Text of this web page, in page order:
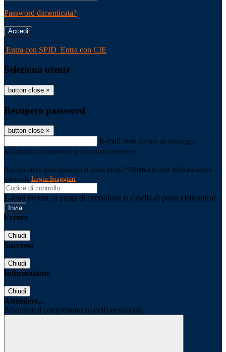
Password dimenticata?
-
Entra con SPID Entra con CIE
Seleziona utente
button close ×
Recupero password
button close ×
E-mail Verrà inviato un messaggio
all'indirizzo indicato con le istruzioni necessarie.
Non hai una e-mail associata al nome utente? Effettua il reset della password
tramite la Login Spaggiari
E-mail inviata, si prega di controllare la casella di posta elettronica!
Errore
Chiudi
Successo
Chiudi
Informazione
Chiudi
Attendere...
Attendere il completamento dell'operazione...